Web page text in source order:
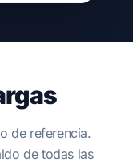
de referencia.
de todas las